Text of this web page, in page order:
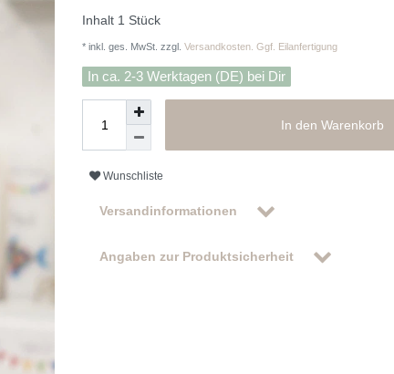
Inhalt 1 Stück
* inkl. ges. MwSt. zzgl. Versandkosten. Ggf. Eilanfertigung
In ca. 2-3 Werktagen (DE) bei Dir
In den Warenkorb
Wunschliste
Versandinformationen
Angaben zur Produktsicherheit